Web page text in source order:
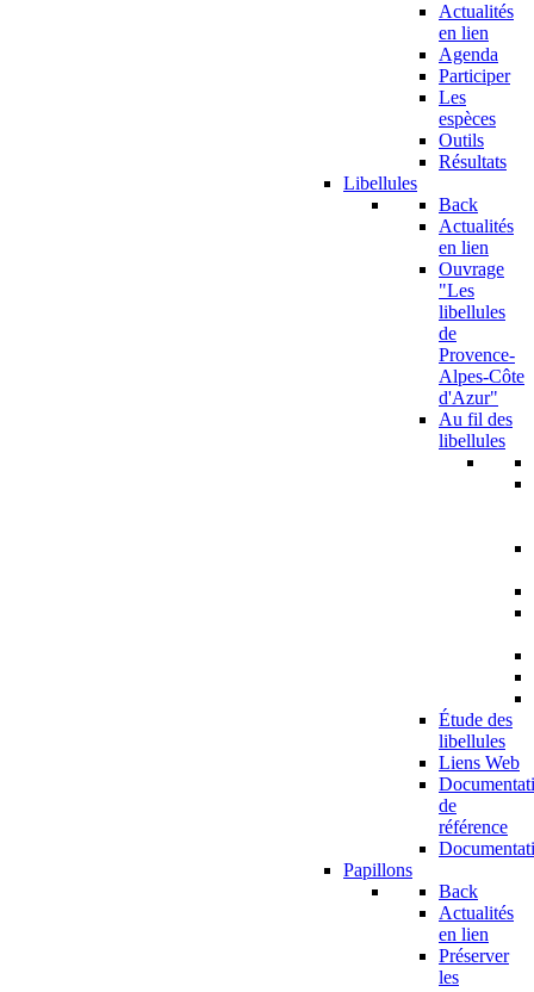
Actualités
en lien
Agenda
Participer
Les
espèces
Outils
Résultats
Libellules
Back
Actualités
en lien
Ouvrage
"Les
libellules
de
Provence-
Alpes-Côte
d'Azur"
Au fil des
libellules
Étude des
libellules
Liens Web
de
référence
Papillons
Back
Actualités
en lien
Préserver
les